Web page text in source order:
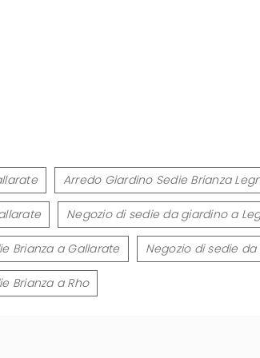
Arredo Giardino Sedie Brianza
Negozio di sedie da giardino a
Brianza a Gallarate Negozio di sedie
Brianza a Rho